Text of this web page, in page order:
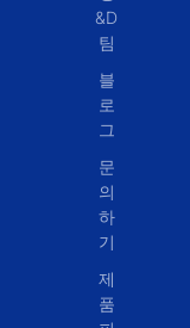
&D
팀
블
로
그
문
의
하
기
제
품